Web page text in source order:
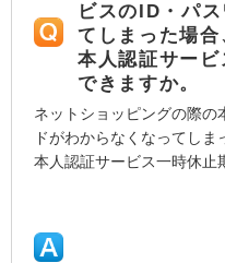
ビスのID・パ
てしまった場
本人認証サー
できますか。
ネットショッピングの際の
ドがわからなくなってし
本人認証サービス一時休止